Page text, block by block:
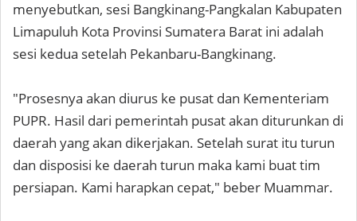
menyebutkan, sesi Bangkinang-Pangkalan Kabupaten
Limapuluh Kota Provinsi Sumatera Barat ini adalah
sesi kedua setelah Pekanbaru-Bangkinang.
"Prosesnya akan diurus ke pusat dan Kementeriam
PUPR. Hasil dari pemerintah pusat akan diturunkan di
daerah yang akan dikerjakan. Setelah surat itu turun
dan disposisi ke daerah turun maka kami buat tim
persiapan. Kami harapkan cepat," beber Muammar.